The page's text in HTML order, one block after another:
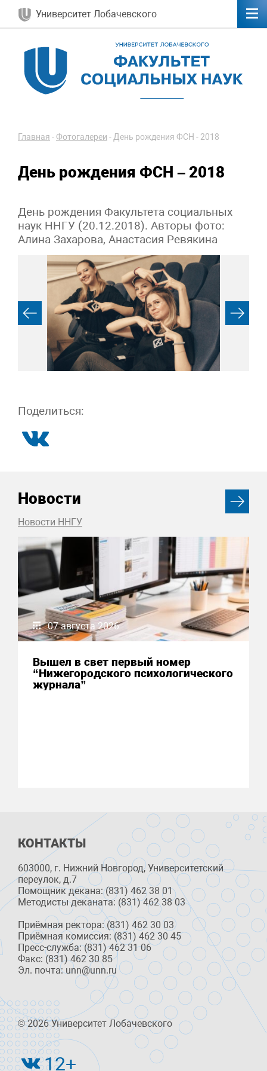
Университет Лобачевского
Главная -Фотогалереи -День рождения ФСН - 2018
День рождения ФСН – 2018
День рождения Факультета социальных
наук ННГУ (20.12.2018). Авторы фото:
Алина Захарова, Анастасия Ревякина
Поделиться:
Новости
Новости ННГУ
07 августа 2026
Вышел в свет первый номер
“Нижегородского психологического
журнала”
КОНТАКТЫ
603000, г. Нижний Новгород, Университетский
переулок, д.7
Помощник декана: (831) 462 38 01
Методисты деканата: (831) 462 38 03
Приёмная ректора: (831) 462 30 03
Приёмная комиссия: (831) 462 30 45
Пресс-служба: (831) 462 31 06
Факс: (831) 462 30 85
Эл. почта: unn@unn.ru
© 2026 Университет Лобачевского
12+